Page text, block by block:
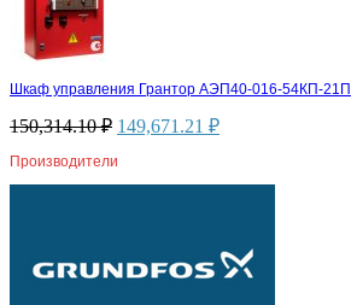
Шкаф управления Грантор АЭП40-016-54КП-21П
150,314.10₽ 149,671.21 ₽
Производители